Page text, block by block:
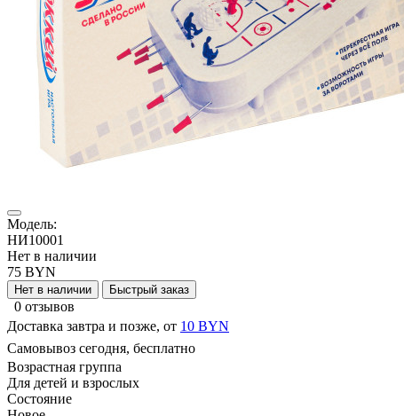
Модель:
НИ10001
Нет в наличии
75 BYN
Нет в наличии Быстрый заказ
0 отзывов
Доставка завтра и позже, от 10 BYN
Самовывоз сегодня, бесплатно
Возрастная группа
Для детей и взрослых
Состояние